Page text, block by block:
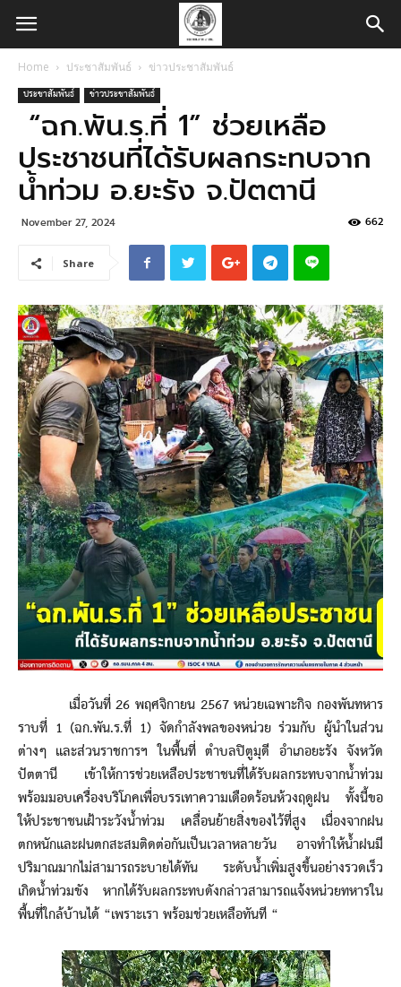
Home ประชาสัมพันธ์ ข่าวประชาสัมพันธ์
ประชาสัมพันธ์ ข่าวประชาสัมพันธ์
“ฉก.พัน.ร.ที่ 1” ช่วยเหลือ
ประชาชนที่ได้รับผลกระทบจาก
น้ำท่วม อ.ยะรัง จ.ปัตตานี
November 27, 2024 662
Share
เมื่อวันที่ 26 พฤศจิกายน 2567 หน่วยเฉพาะกิจ กองพันทหาร
ราบที่ 1 (ฉก.พัน.ร.ที่ 1) จัดกำลังพลของหน่วย ร่วมกับ ผู้นำในส่วน
ต่างๆ และส่วนราชการฯ ในพื้นที่ ตำบลปิตูมุดี อำเภอยะรัง จังหวัด
ปัตตานี เข้าให้การช่วยเหลือประชาชนที่ได้รับผลกระทบจากน้ำท่วม
พร้อมมอบเครื่องบริโภคเพื่อบรรเทาความเดือดร้อนห้วงฤดูฝน ทั้งนี้ขอ
ให้ประชาชนเฝ้าระวังน้ำท่วม เคลื่อนย้ายสิ่งของไว้ที่สูง เนื่องจากฝน
ตกหนักและฝนตกสะสมติดต่อกันเป็นเวลาหลายวัน อาจทำให้น้ำฝนมี
ปริมาณมากไม่สามารถระบายได้ทัน ระดับน้ำเพิ่มสูงขึ้นอย่างรวดเร็ว
เกิดน้ำท่วมขัง หากได้รับผลกระทบดังกล่าวสามารถแจ้งหน่วยทหารใน
พื้นที่ใกล้บ้านได้ “เพราะเรา พร้อมช่วยเหลือทันที “